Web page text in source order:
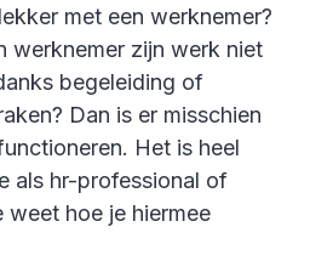
met een werknemer?
werknemer zijn werk niet
begeleiding of
Dan is er misschien
Het is heel
als hr-professional of
weet hoe je hiermee